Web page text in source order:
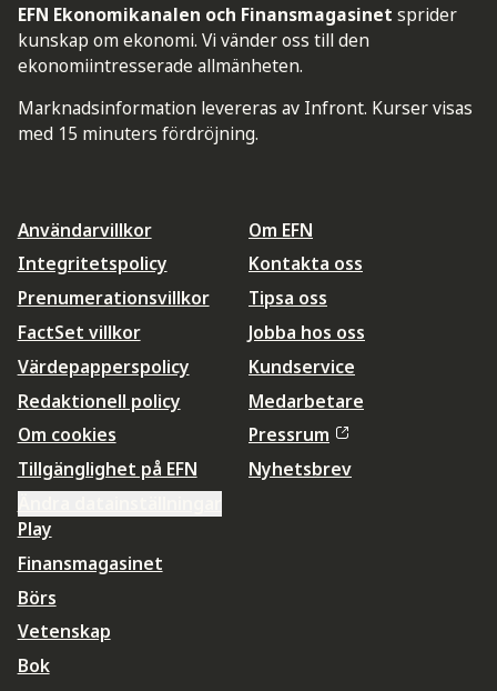
EFN Ekonomikanalen och Finansmagasinet sprider
kunskap om ekonomi. Vi vänder oss till den
ekonomiintresserade allmänheten.
Marknadsinformation levereras av Infront. Kurser visas
med 15 minuters fördröjning.
Användarvillkor
Integritetspolicy
Prenumerationsvillkor
FactSet villkor
Värdepapperspolicy
Redaktionell policy
Om cookies
Tillgänglighet på EFN
Om EFN
Kontakta oss
Tipsa oss
Jobba hos oss
Kundservice
Medarbetare
Pressrum
Nyhetsbrev
Play
Finansmagasinet
Börs
Vetenskap
Bok